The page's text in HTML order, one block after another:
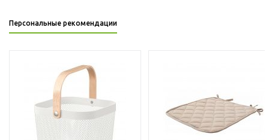
Персональные рекомендации